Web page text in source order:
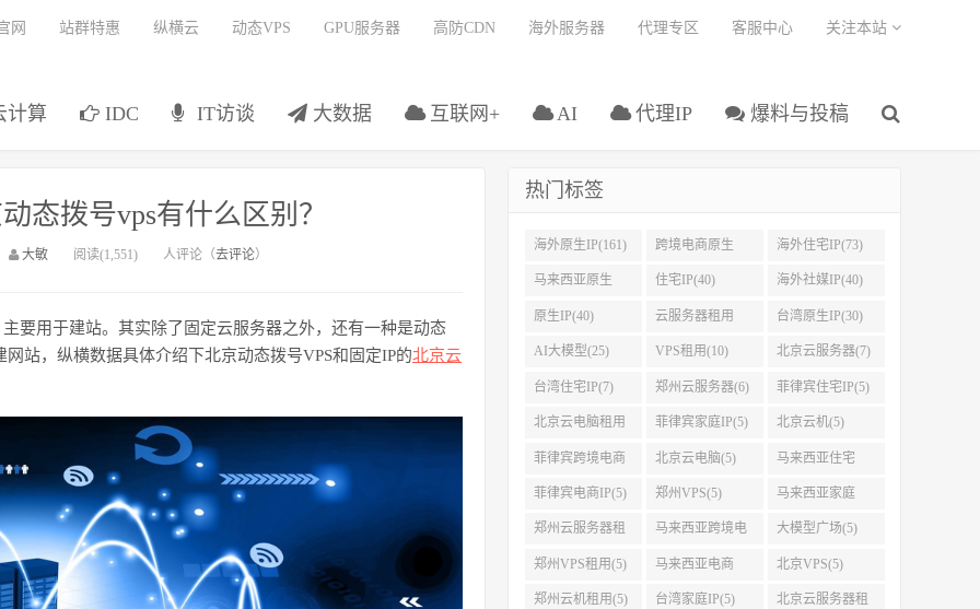
算 IDC IT访谈 大数据 互联网+ AI 代理IP 爆料与投稿
网 站群特惠 纵横云 动态VPS GPU服务器 高防CDN 海外服务器 代理专区 客服中心 关注本站
态拨号vps有什么区别？
大敏 阅读(1,551) 人评论（去评论）
主要用于建站。其实除了固定云服务器之外，还有一种是动态
站， 纵横数据具体介绍下北京动态拨号VPS和固定IP的北京云
热门标签
海外原生IP(161) 跨境电商原生
IP(108)
海外住宅IP(73)
马来西亚原生
IP(45)
住宅IP(40) 海外社媒IP(40)
原生IP(40) 云服务器租用
(32)
台湾原生IP(30)
AI大模型(25) VPS租用(10) 北京云服务器(7)
台湾住宅IP(7) 郑州云服务器(6) 菲律宾住宅IP(5)
北京云电脑租用
(5)
菲律宾家庭IP(5) 北京云机(5)
菲律宾跨境电商
IP(5)
北京云电脑(5) 马来西亚住宅
IP(5)
菲律宾电商IP(5) 郑州VPS(5) 马来西亚家庭
IP(5)
郑州云服务器租
用(5)
马来西亚跨境电
商IP(5)
大模型广场(5)
郑州VPS租用(5) 马来西亚电商
IP(5)
北京VPS(5)
郑州云机租用(5) 台湾家庭IP(5) 北京云服务器租